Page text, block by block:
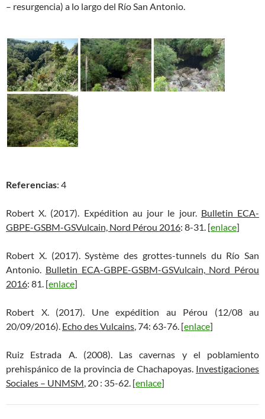
– resurgencia) a lo largo del Río San Antonio.
Referencias: 4
Robert X. (2017). Expédition au jour le jour. Bulletin ECA-
GBPE-GSBM-GSVulcain, Nord Pérou 2016: 8-31. [enlace]
Robert X. (2017). Système des grottes-tunnels du Río San
Antonio. Bulletin ECA-GBPE-GSBM-GSVulcain, Nord Pérou
2016: 81. [enlace]
Robert X. (2017). Une expédition au Pérou (12/08 au
20/09/2016). Echo des Vulcains, 74: 63-76. [enlace]
Ruiz Estrada A. (2008). Las cavernas y el poblamiento
prehispánico de la provincia de Chachapoyas. Investigaciones
Sociales – UNMSM, 20 : 35-62. [enlace]